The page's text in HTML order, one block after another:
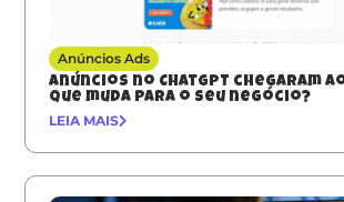
Anúncios Ads
Anúncios no ChatGPT chegaram
que muda para o seu negócio?
LEIA MAIS